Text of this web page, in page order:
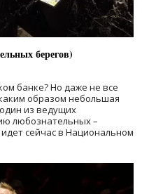
берегов)
банке? Но даже не все
образом небольшая
из ведущих
любознательных –
сейчас в Национальном